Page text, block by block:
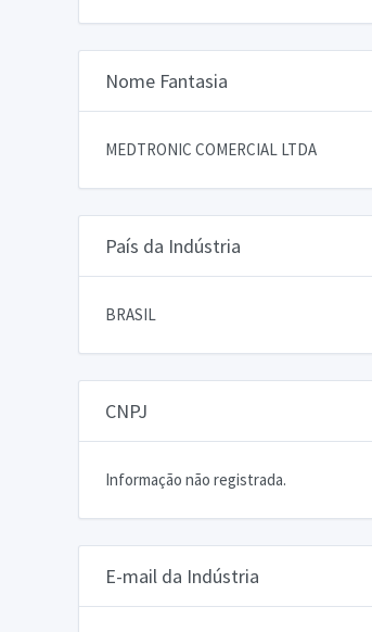
Nome Fantasia
MEDTRONIC COMERCIAL LTDA
País da Indústria
BRASIL
CNPJ
Informação não registrada.
E-mail da Indústria